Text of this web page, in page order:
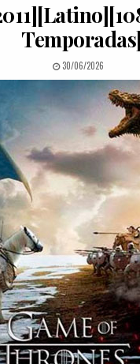
Temporadas]
PUBLISHED DATE:
30/06/2026